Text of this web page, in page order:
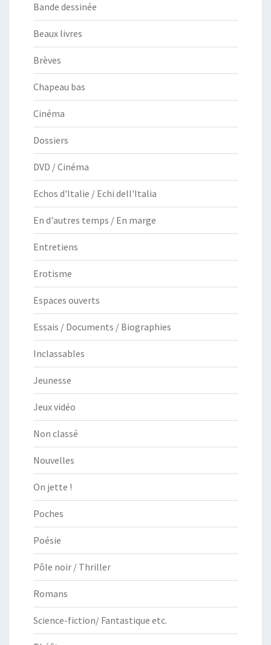
Bande dessinée
Beaux livres
Brèves
Chapeau bas
Cinéma
Dossiers
DVD / Cinéma
Echos d'Italie / Echi dell'Italia
En d'autres temps / En marge
Entretiens
Erotisme
Espaces ouverts
Essais / Documents / Biographies
Inclassables
Jeunesse
Jeux vidéo
Non classé
Nouvelles
On jette !
Poches
Poésie
Pôle noir / Thriller
Romans
Science-fiction/ Fantastique etc.